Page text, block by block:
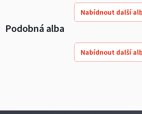
Nabídnout další
Podobná alba
Nabídnout další